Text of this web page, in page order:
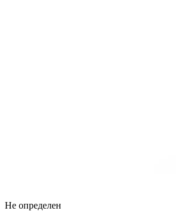
Не определен